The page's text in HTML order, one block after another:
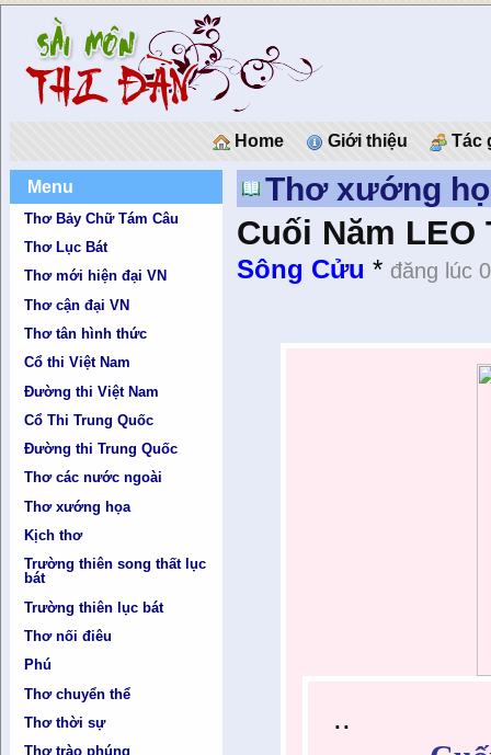
Home Giới thiệu Tác
Menu
Thơ Bảy Chữ Tám Câu
Thơ Lục Bát
Thơ mới hiện đại VN
Thơ cận đại VN
Thơ tân hình thức
Cổ thi Việt Nam
Đường thi Việt Nam
Cổ Thi Trung Quốc
Đường thi Trung Quốc
Thơ các nước ngoài
Thơ xướng họa
Kịch thơ
Trường thiên song thất lục
bát
Trường thiên lục bát
Thơ nối điêu
Phú
Thơ chuyển thể
Thơ thời sự
Thơ trào phúng
Thơ xướng
Cuối Năm LEO
Sông Cửu * đăng lúc
..